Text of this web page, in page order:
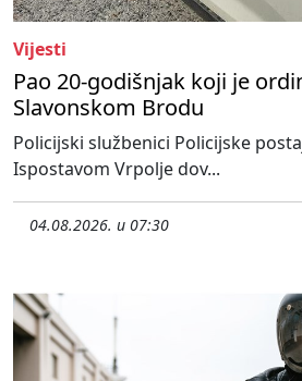
Vijesti
Pao 20-godišnjak koji je
Slavonskom Brodu
Policijski službenici Policijske
Ispostavom Vrpolje dov...
04.08.2026. u 07:30